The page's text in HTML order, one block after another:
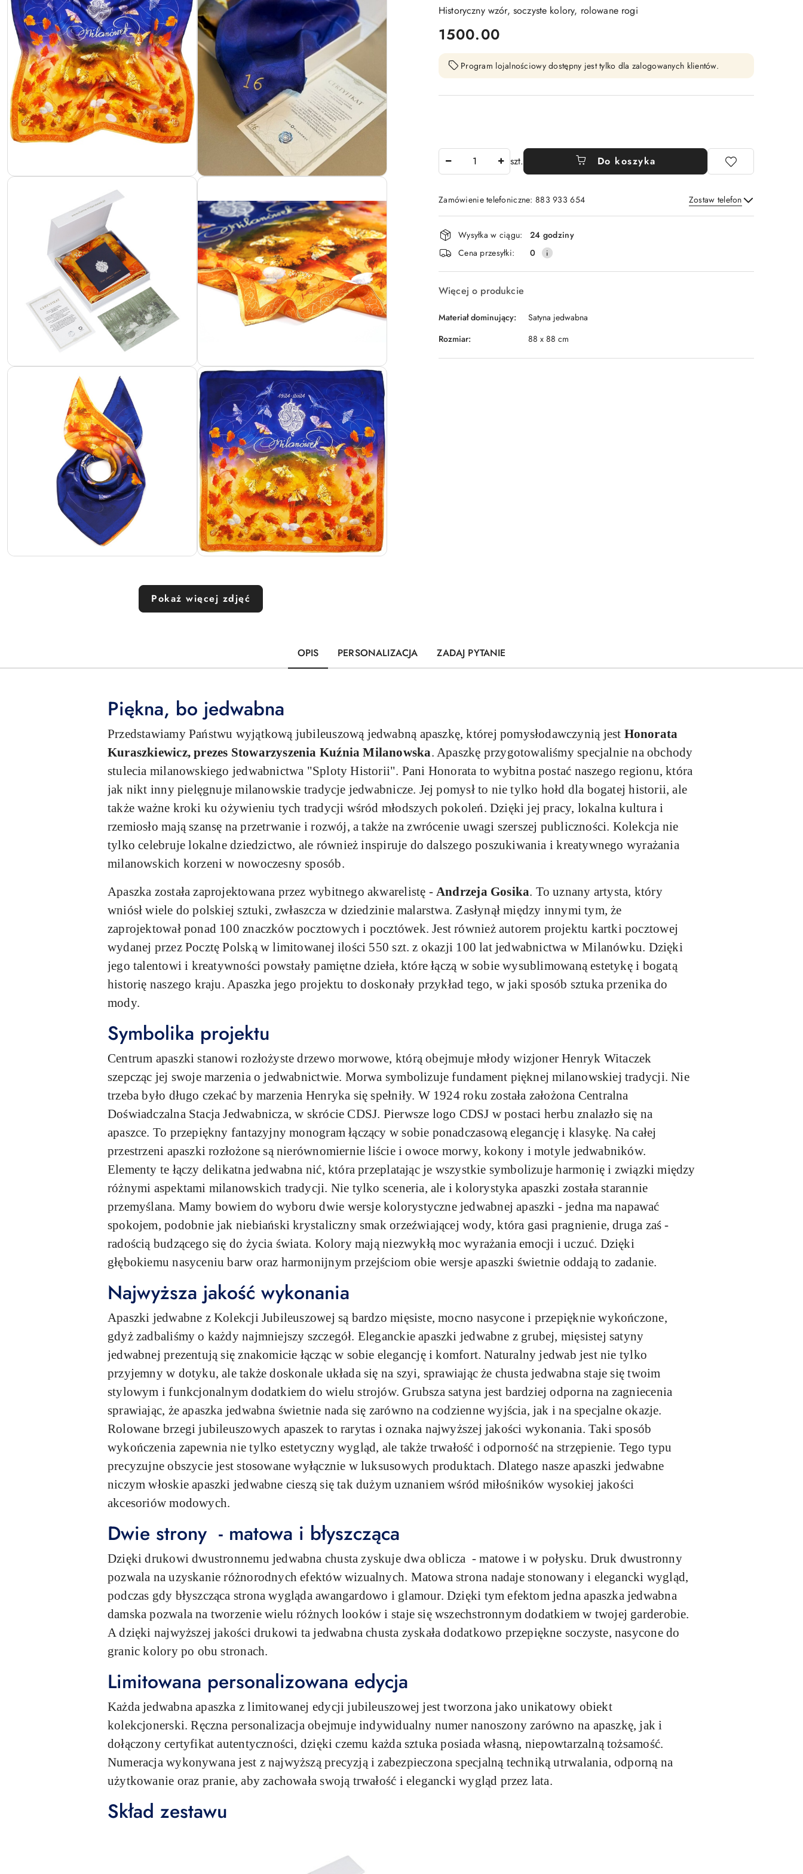
Pokaż więcej zdjęć
Historyczny wzór, soczyste kolory, rolowane rogi
cena:
1500.00
Program lojalnościowy dostępny jest tylko dla zalogowanych klientów.
szt. Do koszyka
Zamówienie telefoniczne: 883 933 654 Zostaw telefon
Wyślij
Dostępność
i
dostawa
Wysyłka w ciągu:
24 godziny
Cena przesyłki:
0
Więcej o produkcie
Materiał dominujący:
Satyna jedwabna
Rozmiar:
88 x 88 cm
OPIS PERSONALIZACJA ZADAJ PYTANIE
Piękna, bo jedwabna
Przedstawiamy Państwu wyjątkową jubileuszową jedwabną apaszkę, której pomysłodawczynią jest Honorata
Kuraszkiewicz, prezes Stowarzyszenia Kuźnia Milanowska. Apaszkę przygotowaliśmy specjalnie na obchody
stulecia milanowskiego jedwabnictwa "Sploty Historii". Pani Honorata to wybitna postać naszego regionu, która
jak nikt inny pielęgnuje milanowskie tradycje jedwabnicze. Jej pomysł to nie tylko hołd dla bogatej historii, ale
także ważne kroki ku ożywieniu tych tradycji wśród młodszych pokoleń. Dzięki jej pracy, lokalna kultura i
rzemiosło mają szansę na przetrwanie i rozwój, a także na zwrócenie uwagi szerszej publiczności. Kolekcja nie
tylko celebruje lokalne dziedzictwo, ale również inspiruje do dalszego poszukiwania i kreatywnego wyrażania
milanowskich korzeni w nowoczesny sposób.
Apaszka została zaprojektowana przez wybitnego akwarelistę -Andrzeja Gosika. To uznany artysta, który
wniósł wiele do polskiej sztuki, zwłaszcza w dziedzinie malarstwa. Zasłynął między innymi tym, że
zaprojektował ponad 100 znaczków pocztowych i pocztówek. Jest również autorem projektu kartki pocztowej
wydanej przez Pocztę Polską w limitowanej ilości 550 szt. z okazji 100 lat jedwabnictwa w Milanówku. Dzięki
jego talentowi i kreatywności powstały pamiętne dzieła, które łączą w sobie wysublimowaną estetykę i bogatą
historię naszego kraju. Apaszka jego projektu to doskonały przykład tego, w jaki sposób sztuka przenika do
mody.
Symbolika projektu
Centrum apaszki stanowi rozłożyste drzewo morwowe, którą obejmuje młody wizjoner Henryk Witaczek
szepcząc jej swoje marzenia o jedwabnictwie. Morwa symbolizuje fundament pięknej milanowskiej tradycji. Nie
trzeba było długo czekać by marzenia Henryka się spełniły. W 1924 roku została założona Centralna
Doświadczalna Stacja Jedwabnicza, w skrócie CDSJ. Pierwsze logo CDSJ w postaci herbu znalazło się na
apaszce. To przepiękny fantazyjny monogram łączący w sobie ponadczasową elegancję i klasykę. Na całej
przestrzeni apaszki rozłożone są nierównomiernie liście i owoce morwy, kokony i motyle jedwabników.
Elementy te łączy delikatna jedwabna nić, która przeplatając je wszystkie symbolizuje harmonię i związki między
różnymi aspektami milanowskich tradycji. Nie tylko sceneria, ale i kolorystyka apaszki została starannie
przemyślana. Mamy bowiem do wyboru dwie wersje kolorystyczne jedwabnej apaszki - jedna ma napawać
spokojem, podobnie jak niebiański krystaliczny smak orzeźwiającej wody, która gasi pragnienie, druga zaś -
radością budzącego się do życia świata. Kolory mają niezwykłą moc wyrażania emocji i uczuć. Dzięki
głębokiemu nasyceniu barw oraz harmonijnym przejściom obie wersje apaszki świetnie oddają to zadanie.
Najwyższa jakość wykonania
Apaszki jedwabne z Kolekcji Jubileuszowej są bardzo mięsiste, mocno nasycone i przepięknie wykończone,
gdyż zadbaliśmy o każdy najmniejszy szczegół. Eleganckie apaszki jedwabne z grubej, mięsistej satyny
jedwabnej prezentują się znakomicie łącząc w sobie elegancję i komfort. Naturalny jedwab jest nie tylko
przyjemny w dotyku, ale także doskonale układa się na szyi, sprawiając że chusta jedwabna staje się twoim
stylowym i funkcjonalnym dodatkiem do wielu strojów. Grubsza satyna jest bardziej odporna na zagniecenia
sprawiając, że apaszka jedwabna świetnie nada się zarówno na codzienne wyjścia, jak i na specjalne okazje.
Rolowane brzegi jubileuszowych apaszek to rarytas i oznaka najwyższej jakości wykonania. Taki sposób
wykończenia zapewnia nie tylko estetyczny wygląd, ale także trwałość i odporność na strzępienie. Tego typu
precyzujne obszycie jest stosowane wyłącznie w luksusowych produktach. Dlatego nasze apaszki jedwabne
niczym włoskie apaszki jedwabne cieszą się tak dużym uznaniem wśród miłośników wysokiej jakości
akcesoriów modowych.
Dwie strony - matowa i błyszcząca
Dzięki drukowi dwustronnemu jedwabna chusta zyskuje dwa oblicza - matowe i w połysku. Druk dwustronny
pozwala na uzyskanie różnorodnych efektów wizualnych. Matowa strona nadaje stonowany i elegancki wygląd,
podczas gdy błyszcząca strona wygląda awangardowo i glamour. Dzięki tym efektom jedna apaszka jedwabna
damska pozwala na tworzenie wielu różnych looków i staje się wszechstronnym dodatkiem w twojej garderobie.
A dzięki najwyższej jakości drukowi ta jedwabna chusta zyskała dodatkowo przepiękne soczyste, nasycone do
granic kolory po obu stronach.
Limitowana personalizowana edycja
Każda jedwabna apaszka z limitowanej edycji jubileuszowej jest tworzona jako unikatowy obiekt
kolekcjonerski. Ręczna personalizacja obejmuje indywidualny numer nanoszony zarówno na apaszkę, jak i
dołączony certyfikat autentyczności, dzięki czemu każda sztuka posiada własną, niepowtarzalną tożsamość.
Numeracja wykonywana jest z najwyższą precyzją i zabezpieczona specjalną techniką utrwalania, odporną na
użytkowanie oraz pranie, aby zachowała swoją trwałość i elegancki wygląd przez lata.
Skład zestawu